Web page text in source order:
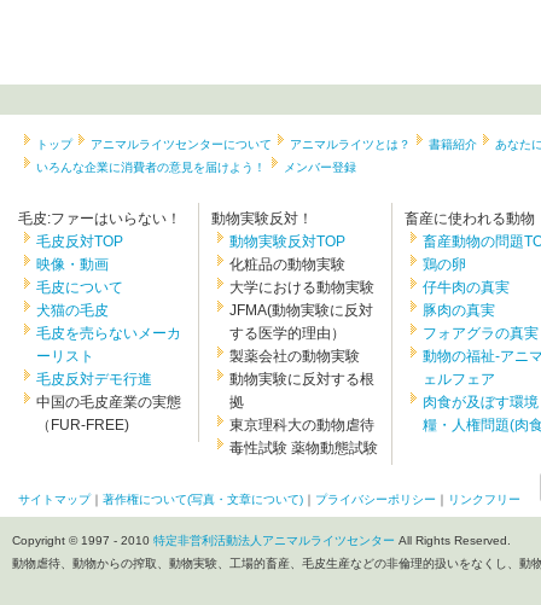
トップ アニマルライツセンターについて アニマルライツとは？ 書籍紹介
あなた
いろんな企業に消費者の意見を届けよう！
メンバー登録
毛皮:ファーはいらない！
毛皮反対TOP
映像・動画
毛皮について
犬猫の毛皮
毛皮を売らないメーカ
ーリスト
毛皮反対デモ行進
中国の毛皮産業の実態
（FUR-FREE)
動物実験反対！
動物実験反対TOP
化粧品の動物実験
大学における動物実験
JFMA(動物実験に反対
する医学的理由）
製薬会社の動物実験
動物実験に反対する根
拠
東京理科大の動物虐待
毒性試験 薬物動態試験
畜産に使われる動物
畜産動物の問題
鶏の卵
仔牛肉の真実
豚肉の真実
フォアグラの真実
動物の福祉-アニ
ェルフェア
肉食が及ぼす環
糧・人権問題(肉
サイトマップ｜ 著作権について(写真・文章について) ｜ プライバシーポリシー ｜ リンクフリー
Copyright © 1997 - 2010 特定非営利活動法人アニマルライツセンター All Rights Reserved.
動物虐待、動物からの搾取、動物実験、工場的畜産、毛皮生産などの非倫理的扱いをなくし、